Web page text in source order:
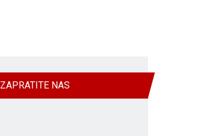
ZAPRATITE NAS